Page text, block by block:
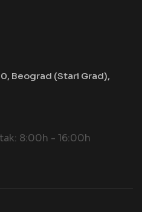
Beograd (Stari Grad),
8:00h - 16:00h